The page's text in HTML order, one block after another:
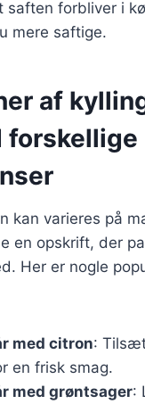
saften forbliver i
mere saftige.
af
forskellige
kan varieres på
en opskrift, der
Her er nogle
med citron:
en frisk smag.
med grøntsager: